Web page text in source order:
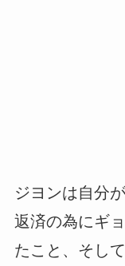
ジヨンは自分
返済の為にギ
たこと、そし